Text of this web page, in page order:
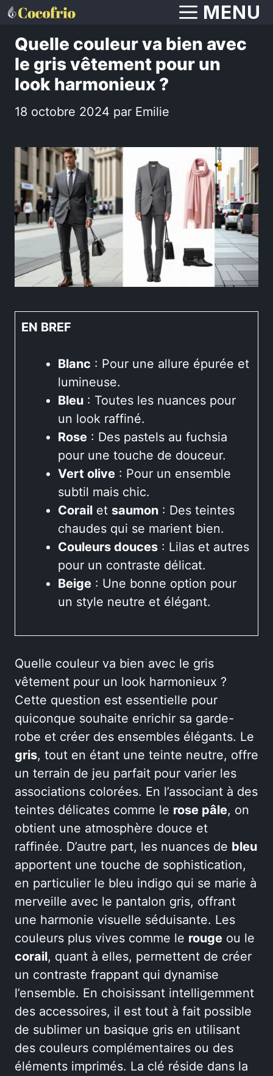
Aller
contenu
MENU
Quelle couleur va bien avec
le gris vêtement pour un
look harmonieux ?
18 octobre 2024 par Emilie
EN BREF
Blanc : Pour une allure épurée et
lumineuse.
Bleu : Toutes les nuances pour
un look raffiné.
Rose : Des pastels au fuchsia
pour une touche de douceur.
Vert olive : Pour un ensemble
subtil mais chic.
Corail et saumon : Des teintes
chaudes qui se marient bien.
Couleurs douces : Lilas et autres
pour un contraste délicat.
Beige : Une bonne option pour
un style neutre et élégant.
Quelle couleur va bien avec le gris
vêtement pour un look harmonieux ?
Cette question est essentielle pour
quiconque souhaite enrichir sa garde-
robe et créer des ensembles élégants. Le
gris, tout en étant une teinte neutre, offre
un terrain de jeu parfait pour varier les
associations colorées. En l’associant à des
teintes délicates comme le rose pâle, on
obtient une atmosphère douce et
raffinée. D’autre part, les nuances de bleu
apportent une touche de sophistication,
en particulier le bleu indigo qui se marie à
merveille avec le pantalon gris, offrant
une harmonie visuelle séduisante. Les
couleurs plus vives comme le rouge ou le
corail, quant à elles, permettent de créer
un contraste frappant qui dynamise
l’ensemble. En choisissant intelligemment
des accessoires, il est tout à fait possible
de sublimer un basique gris en utilisant
des couleurs complémentaires ou des
éléments imprimés. La clé réside dans la